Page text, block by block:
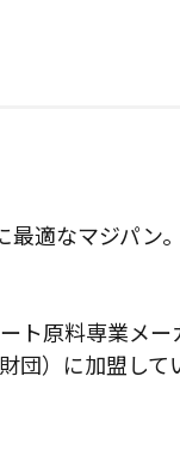
最適なマジパン
ト原料専業メー
団）に加盟して